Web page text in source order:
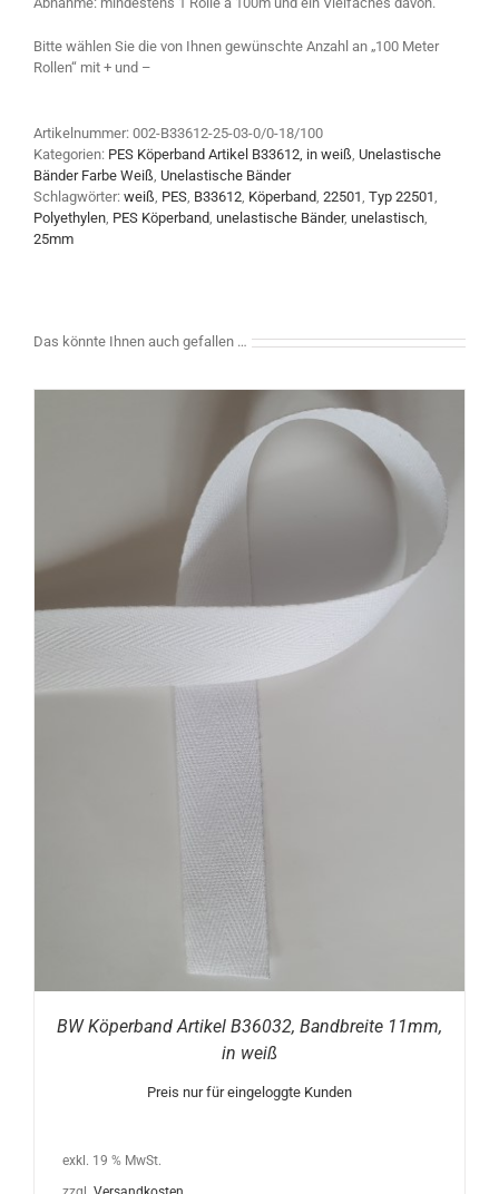
Bitte wählen Sie die von Ihnen gewünschte Anzahl an „100 Meter
Rollen“ mit + und –
Artikelnummer: 002-B33612-25-03-0/0-18/100
Kategorien: PES Köperband Artikel B33612, in weiß, Unelastische
Bänder Farbe Weiß, Unelastische Bänder
Schlagwörter: weiß, PES, B33612, Köperband, 22501, Typ 22501,
Polyethylen, PES Köperband, unelastische Bänder, unelastisch,
25mm
Das könnte Ihnen auch gefallen …
BW Köperband Artikel B36032, Bandbreite 11mm,
in weiß
Preis nur für eingeloggte Kunden
exkl. 19 % MwSt.